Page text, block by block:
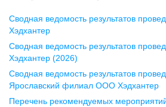
Воронеж
ул. Комиссаржевской, д. 10,
офис 1212
+7 473 280-05-05
pr@vrn.hh.ru
Сводная ведомость результатов
Хэдхантер
Сводная ведомость результатов
Хэдхантер (2026)
Сводная ведомость результатов
Ярославский филиал ООО Хэдхантер
Перечень рекомендуемых